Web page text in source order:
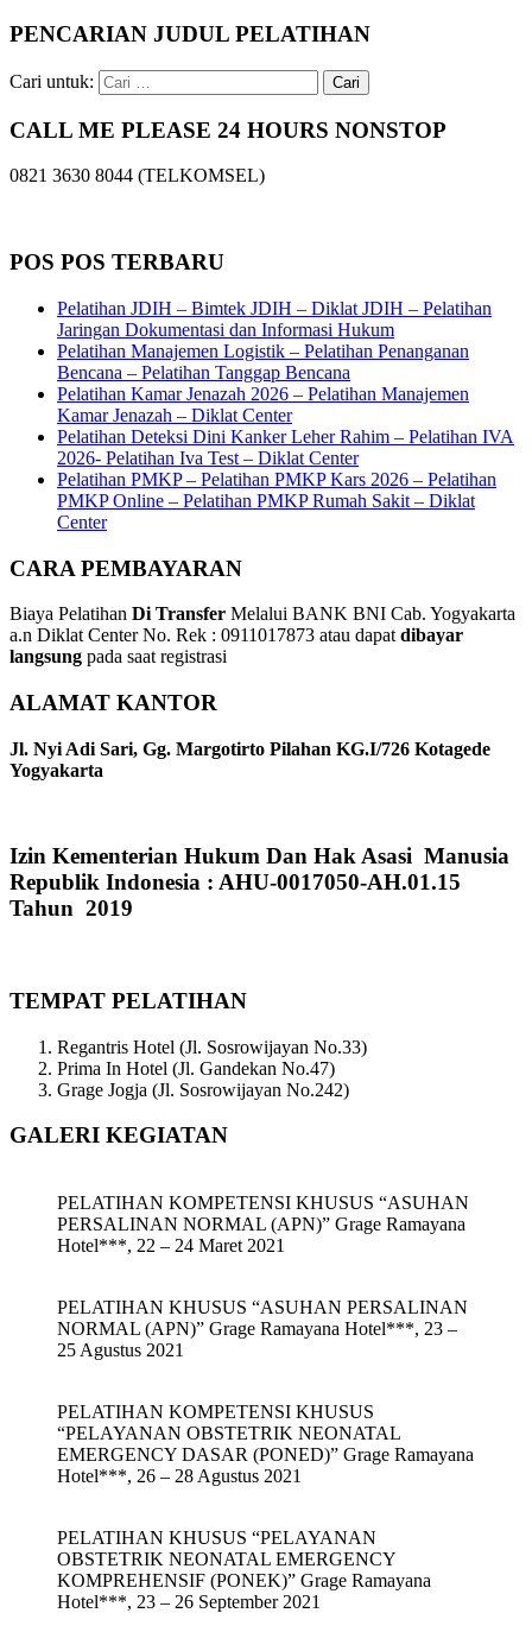
PENCARIAN JUDUL PELATIHAN
Cari untuk:
CALL ME PLEASE 24 HOURS NONSTOP
0821 3630 8044 (TELKOMSEL)
POS POS TERBARU
Pelatihan JDIH – Bimtek JDIH – Diklat JDIH – Pelatihan
Jaringan Dokumentasi dan Informasi Hukum
Pelatihan Manajemen Logistik – Pelatihan Penanganan
Bencana – Pelatihan Tanggap Bencana
Pelatihan Kamar Jenazah 2026 – Pelatihan Manajemen
Kamar Jenazah – Diklat Center
Pelatihan Deteksi Dini Kanker Leher Rahim – Pelatihan IVA
2026- Pelatihan Iva Test – Diklat Center
Pelatihan PMKP – Pelatihan PMKP Kars 2026 – Pelatihan
PMKP Online – Pelatihan PMKP Rumah Sakit – Diklat
Center
CARA PEMBAYARAN
Biaya Pelatihan Di Transfer Melalui BANK BNI Cab. Yogyakarta
a.n Diklat Center No. Rek : 0911017873 atau dapat dibayar
langsung pada saat registrasi
ALAMAT KANTOR
Jl. Nyi Adi Sari, Gg. Margotirto Pilahan KG.I/726 Kotagede
Yogyakarta
Izin Kementerian Hukum Dan Hak Asasi Manusia
Republik Indonesia : AHU-0017050-AH.01.15
Tahun 2019
TEMPAT PELATIHAN
Regantris Hotel (Jl. Sosrowijayan No.33)
Prima In Hotel (Jl. Gandekan No.47)
Grage Jogja (Jl. Sosrowijayan No.242)
GALERI KEGIATAN
PELATIHAN KOMPETENSI KHUSUS “ASUHAN
PERSALINAN NORMAL (APN)” Grage Ramayana
Hotel***, 22 – 24 Maret 2021
PELATIHAN KHUSUS “ASUHAN PERSALINAN
NORMAL (APN)” Grage Ramayana Hotel***, 23 –
25 Agustus 2021
PELATIHAN KOMPETENSI KHUSUS
“PELAYANAN OBSTETRIK NEONATAL
EMERGENCY DASAR (PONED)” Grage Ramayana
Hotel***, 26 – 28 Agustus 2021
PELATIHAN KHUSUS “PELAYANAN
OBSTETRIK NEONATAL EMERGENCY
KOMPREHENSIF (PONEK)” Grage Ramayana
Hotel***, 23 – 26 September 2021